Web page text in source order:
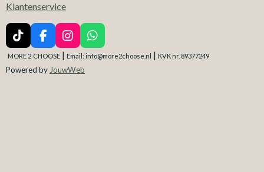
Klantenservice
T
i
T
F
a
e
I
n
t
W
h
MORE 2 CHOOSE | Email: info@more2choose.nl | KVK nr. 89377249
Powered by JouwWeb